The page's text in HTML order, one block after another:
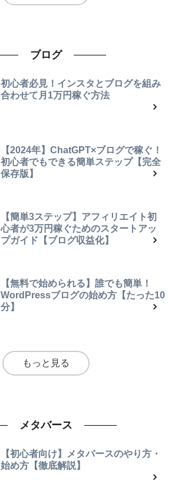
ブログ
初心者必見！インスタとブログを組み
合わせて月1万円稼ぐ方法
【2024年】ChatGPT×ブログで稼ぐ！
初心者でもできる簡単ステップ【完全
保存版】
【簡単3ステップ】アフィリエイト初
心者が3万円稼ぐためのスタートアッ
プガイド【ブログ収益化】
【無料で始められる】誰でも簡単！
WordPressブログの始め方【たった10
分】
もっと見る
メタバース
【初心者向け】メタバースのやり方・
始め方【徹底解説】